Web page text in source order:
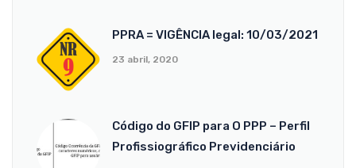
PPRA = VIGÊNCIA legal: 10/03/2021
23 abril, 2020
Código do GFIP para O PPP – Perfil
Profissiográfico Previdenciário